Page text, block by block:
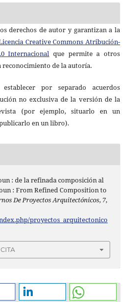
derechos de autor y garantizan a la
Creative Commons Atribución-
Internacional que permite a otros
de la autoría.
por separado acuerdos
no exclusiva de la versión de la
(por ejemplo, situarlo en un
en un libro).
: de la refinada composición al
: From Refined Composition to
De Proyectos Arquitectónicos, 7,
proyectos_arquitectonico